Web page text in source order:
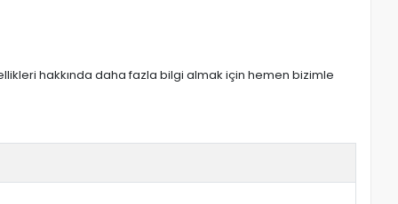
hakkında daha fazla bilgi almak için hemen bizimle